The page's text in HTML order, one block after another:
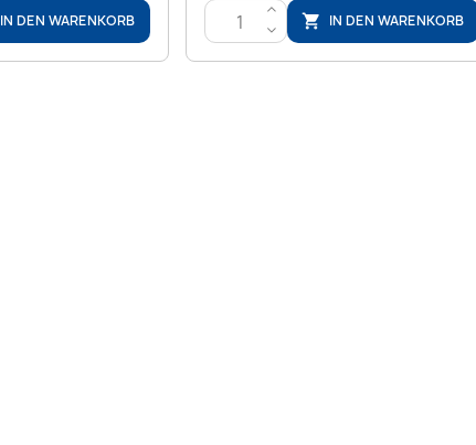
IN DEN WARENKORB
>
<
 IN DEN WARENKORB